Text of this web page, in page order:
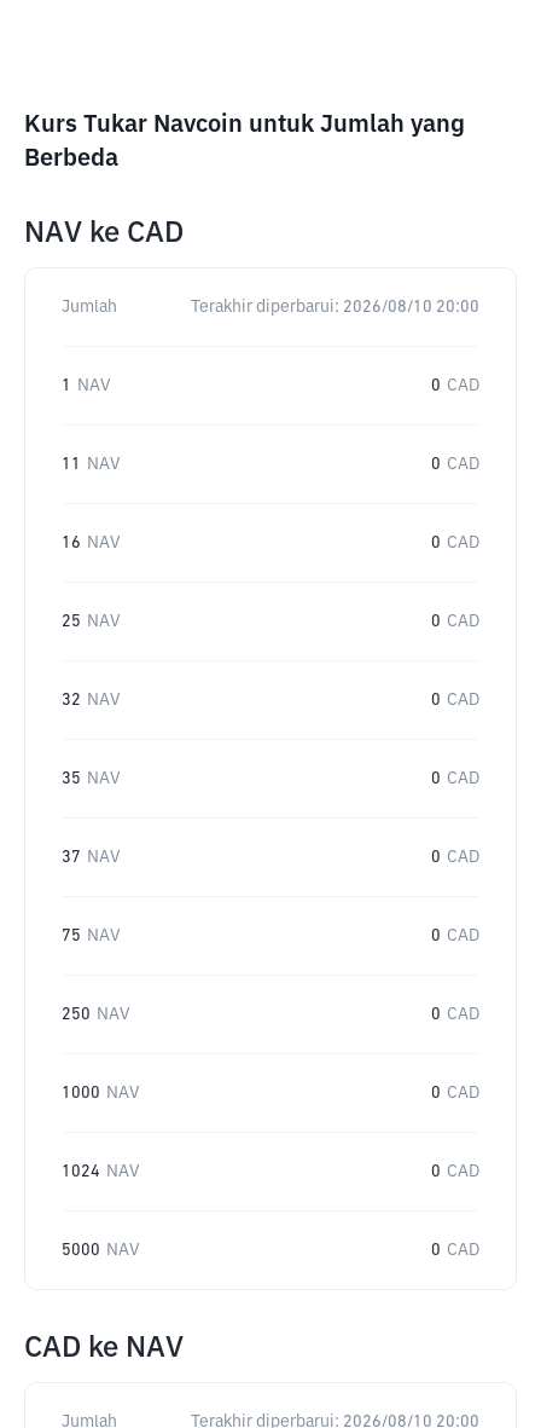
Kurs Tukar Navcoin untuk Jumlah yang
Berbeda
NAV ke CAD
Jumlah Terakhir diperbarui: 2026/08/10 20:00
1 NAV 0 CAD
11 NAV 0 CAD
16 NAV 0 CAD
25 NAV 0 CAD
32 NAV 0 CAD
35 NAV 0 CAD
37 NAV 0 CAD
75 NAV 0 CAD
250 NAV 0 CAD
1000 NAV 0 CAD
1024 NAV 0 CAD
5000 NAV 0 CAD
CAD ke NAV
Jumlah Terakhir diperbarui: 2026/08/10 20:00